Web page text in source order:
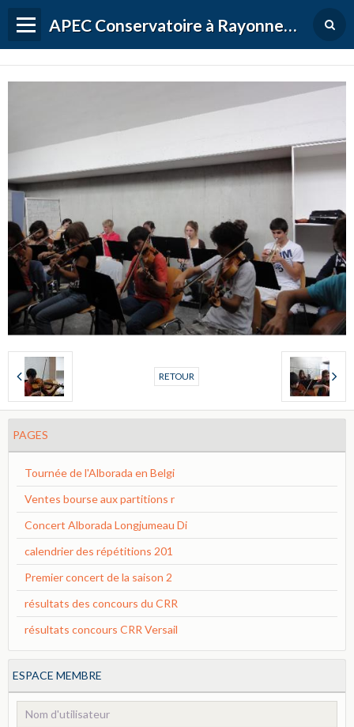
APEC Conservatoire à Rayonnement Régional de Versailles Grand Parc
RETOUR
PAGES
Tournée de l'Alborada en Belgi
Ventes bourse aux partitions r
Concert Alborada Longjumeau Di
calendrier des répétitions 201
Premier concert de la saison 2
résultats des concours du CRR
résultats concours CRR Versail
ESPACE MEMBRE